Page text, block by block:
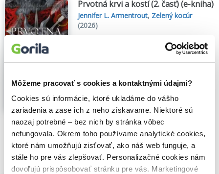
Môžeme pracovať s cookies a kontaktnými údajmi?
Cookies sú informácie, ktoré ukladáme do vášho
zariadenia a zase ich z neho získavame. Niektoré sú
naozaj potrebné – bez nich by stránka vôbec
nefungovala. Okrem toho používame analytické cookies,
ktoré nám umožňujú zisťovať, ako náš web funguje, a
stále ho pre vás zlepšovať. Personalizačné cookies nám
dovoľujú prispôsobovať stránku pre vás. Marketingové
Prvotná krvi a kostí (2. časť) (e-kniha)
Jennifer L. Armentrout, Zelený kocúr
(2026)
Poppino prebudenie, ku ktorému nikdy
nemalo dôjsť, má ničivé a ďalekosiahle
prekvapí aj sudičky. Ale to je, aspoň zatiaľ,
🌴 Okamžite na stiahnutie
13,85€ Do košíka